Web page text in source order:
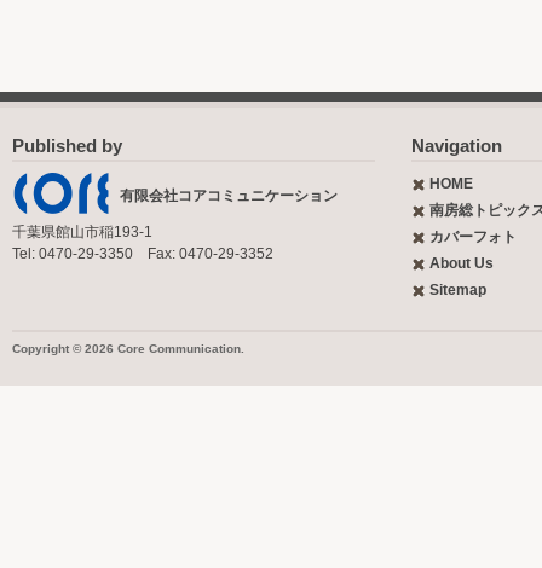
Published by
有限会社コアコミュニケーション
千葉県館山市稲193-1
Tel: 0470-29-3350 Fax: 0470-29-3352
Navigation
HOME
南房総トピック
カバーフォト
About Us
Sitemap
Copyright © 2026 Core Communication.